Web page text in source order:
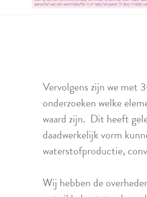
Vervolgens zijn we met
onderzoeken welke
waard zijn. Dit heeft
daadwerkelijk vorm
waterstofproductie,
Wij hebben de